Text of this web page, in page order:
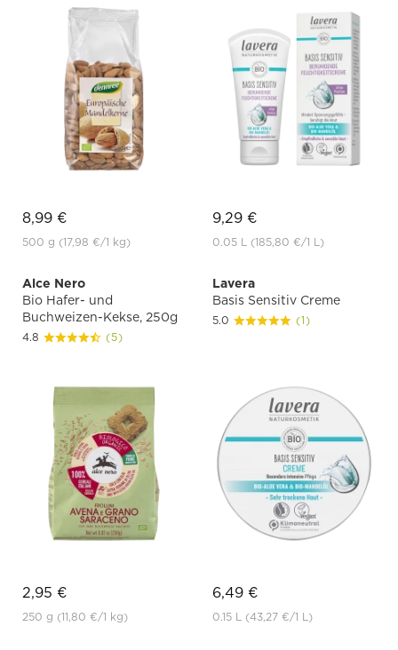
8,99 €
500 g (17,98 €/1 kg)
9,29 €
0.05 L (185,80 €/1 L)
Alce Nero
Bio Hafer- und
Buchweizen-Kekse, 250g
4.8 (5)
2,95 €
250 g (11,80 €/1 kg)
Lavera
Basis Sensitiv Creme
5.0 (1)
6,49 €
0.15 L (43,27 €/1 L)